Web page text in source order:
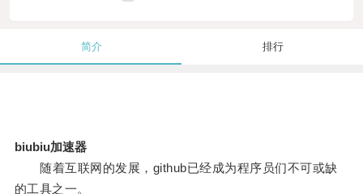
简介 排行
biubiu加速器
随着互联网的发展，github已经成为程序员们不可或缺
的工具之一。